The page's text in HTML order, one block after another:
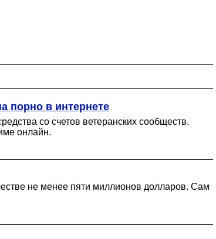
порно в интернете
со счетов ветеранских сообществ.
онлайн.
не менее пяти миллионов долларов. Сам